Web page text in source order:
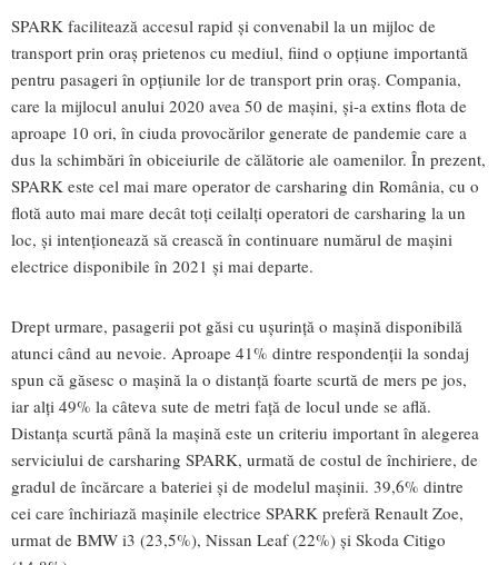
SPARK facilitează accesul rapid și convenabil la un mijloc de
transport prin oraș prietenos cu mediul, fiind o opțiune importantă
pentru pasageri în opțiunile lor de transport prin oraș. Compania,
care la mijlocul anului 2020 avea 50 de mașini, și-a extins flota de
aproape 10 ori, în ciuda provocărilor generate de pandemie care a
dus la schimbări în obiceiurile de călătorie ale oamenilor. În prezent,
SPARK este cel mai mare operator de carsharing din România, cu o
flotă auto mai mare decât toți ceilalți operatori de carsharing la un
loc, și intenționează să crească în continuare numărul de mașini
electrice disponibile în 2021 și mai departe.
Drept urmare, pasagerii pot găsi cu ușurință o mașină disponibilă
atunci când au nevoie. Aproape 41% dintre respondenții la sondaj
spun că găsesc o mașină la o distanță foarte scurtă de mers pe jos,
iar alți 49% la câteva sute de metri față de locul unde se află.
Distanța scurtă până la mașină este un criteriu important în alegerea
serviciului de carsharing SPARK, urmată de costul de închiriere, de
gradul de încărcare a bateriei și de modelul mașinii. 39,6% dintre
cei care închiriază mașinile electrice SPARK preferă Renault Zoe,
urmat de BMW i3 (23,5%), Nissan Leaf (22%) și Skoda Citigo